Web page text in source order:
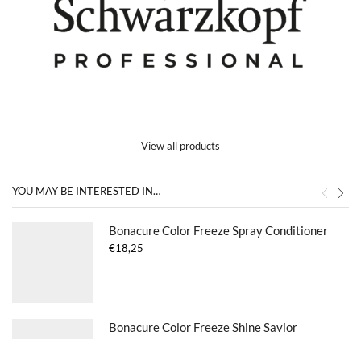
View all products
YOU MAY BE INTERESTED IN…
Bonacure Color Freeze Spray Conditioner
€18,25
Bonacure Color Freeze Shine Savior